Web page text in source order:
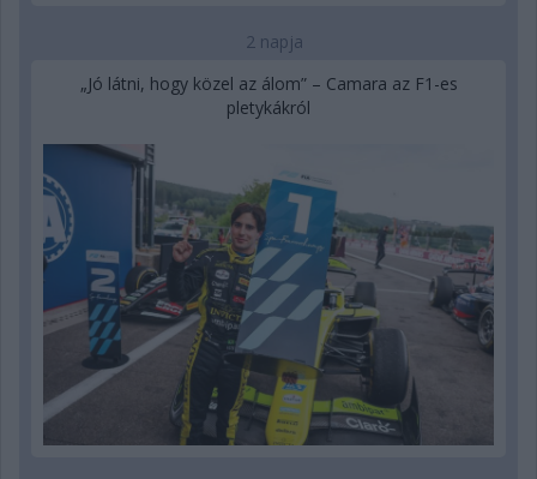
2 napja
„Jó látni, hogy közel az álom” – Camara az F1-es
pletykákról